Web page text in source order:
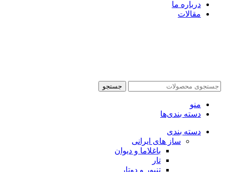
درباره ما
مقالات
جستجو
منو
دسته بندی‌ها
دسته بندی
ساز های ایرانی
باغلاما و دیوان
تار
تنبور و دوتار